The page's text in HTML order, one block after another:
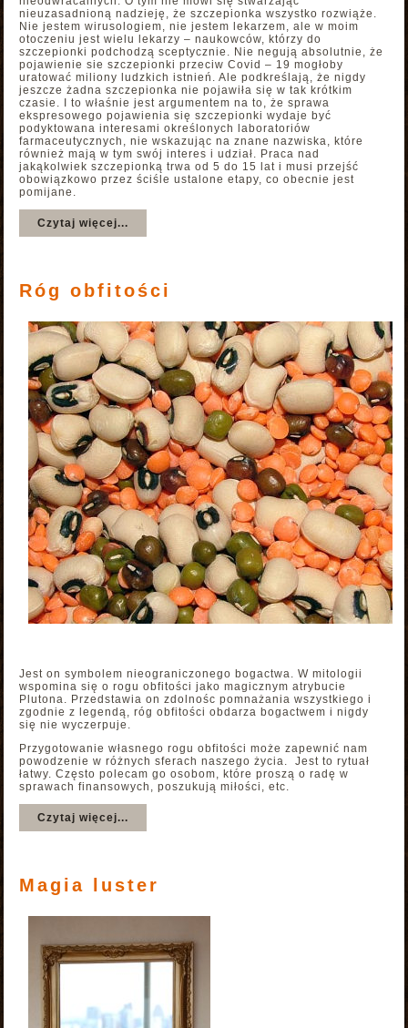
nieuzasadnioną nadzieję, że szczepionka wszystko rozwiąże.
Nie jestem wirusologiem, nie jestem lekarzem, ale w moim
otoczeniu jest wielu lekarzy – naukowców, którzy do
szczepionki podchodzą sceptycznie. Nie negują absolutnie, że
pojawienie sie szczepionki przeciw Covid – 19 mogłoby
uratować miliony ludzkich istnień. Ale podkreślają, że nigdy
jeszcze żadna szczepionka nie pojawiła się w tak krótkim
czasie. I to właśnie jest argumentem na to, że sprawa
ekspresowego pojawienia się szczepionki wydaje być
podyktowana interesami określonych laboratoriów
farmaceutycznych, nie wskazując na znane nazwiska, które
również mają w tym swój interes i udział. Praca nad
jakąkolwiek szczepionką trwa od 5 do 15 lat i musi przejść
obowiązkowo przez ściśle ustalone etapy, co obecnie jest
pomijane.
Czytaj więcej...
Róg obfitości
Jest on symbolem nieograniczonego bogactwa. W mitologii
wspomina się o rogu obfitości jako magicznym atrybucie
Plutona. Przedstawia on zdolnośc pomnażania wszystkiego i
zgodnie z legendą, róg obfitości obdarza bogactwem i nigdy
się nie wyczerpuje.
Przygotowanie własnego rogu obfitości może zapewnić nam
powodzenie w różnych sferach naszego życia. Jest to rytuał
łatwy. Często polecam go osobom, które proszą o radę w
sprawach finansowych, poszukują miłości, etc.
Czytaj więcej...
Magia luster